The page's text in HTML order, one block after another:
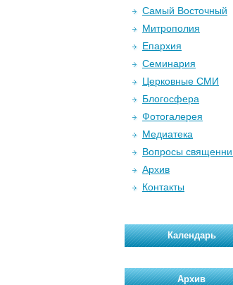
Самый Восточный
Митрополия
Епархия
Семинария
Церковные СМИ
Блогосфера
Фотогалерея
Медиатека
Вопросы
Архив
Контакты
Календарь
Архив